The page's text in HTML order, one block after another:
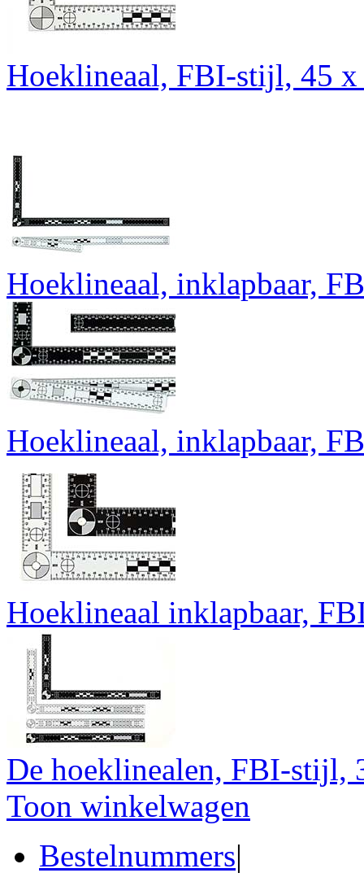
Hoeklineaal, FBI-stijl, 45 x
Hoeklineaal, inklapbaar,
Hoeklineaal, inklapbaar,
Hoeklineaal inklapbaar,
De hoeklinealen, FBI-stijl,
Toon winkelwagen
Bestelnummers|